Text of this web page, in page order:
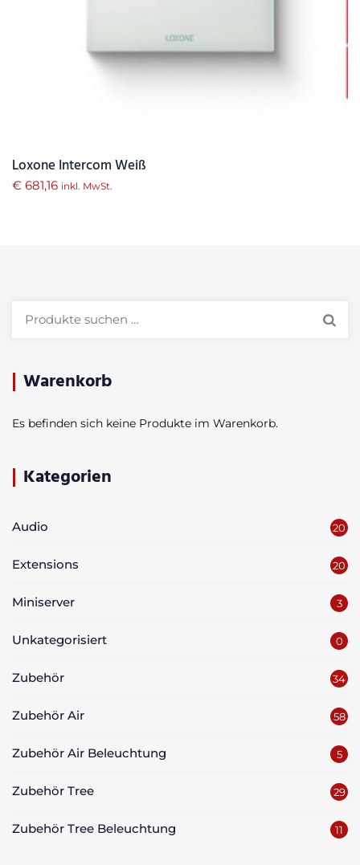
Loxone Intercom Weiß
€ 681,16 inkl. MwSt.
Warenkorb
Es befinden sich keine Produkte im Warenkorb.
Kategorien
Audio 20
Extensions 20
Miniserver 3
Unkategorisiert 0
Zubehör 34
Zubehör Air 58
Zubehör Air Beleuchtung 5
Zubehör Tree 29
Zubehör Tree Beleuchtung 11